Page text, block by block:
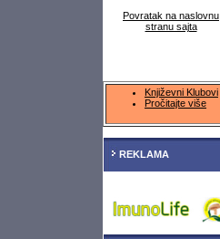
Povratak na naslovnu
stranu sajta
Književni Klubovi
Pročitajte više
REKLAMA